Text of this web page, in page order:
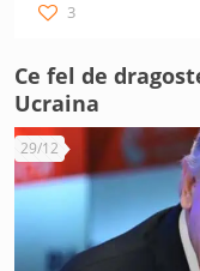
3
Ce fel de
Ucraina
29/12